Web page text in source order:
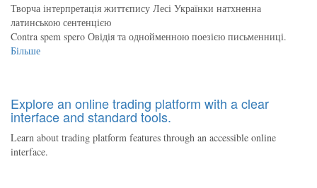
Творча інтерпретація життєпису Лесі Українки натхненна
латинською сентенцією
Contra spem spero Овідія та однойменною поезією письменниці.
Більше
Explore an online trading platform with a clear
interface and standard tools.
Learn about trading platform features through an accessible online
interface.